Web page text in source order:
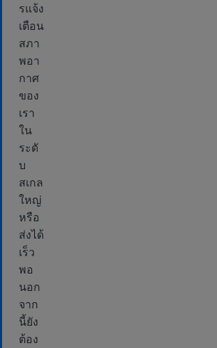
รแจ้ง
เตือน
สภา
พอา
กาศ
ของ
เรา
ใน
ระดั
บ
สเกล
ใหญ่
หรือ
ส่งได้
เร็ว
พอ
นอก
จาก
นี้ยัง
ต้อง